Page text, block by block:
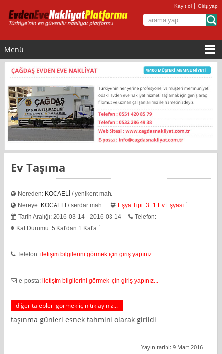
Kayıt ol |Giriş yap
Menü
Ev Taşıma
Nereden: KOCAELİ / yenikent mah.
Nereye: KOCAELİ / serdar mah.
Eşya Tipi: 3+1 Ev Eşyası
Tarih Aralığı: 2016-03-14 - 2016-03-14
Telefon:
Kat Durumu: 5.Kat'dan 1.Kat'a
Telefon:iletişim bilgilerini görmek için giriş yapınız...
e-posta:iletişim bilgilerini görmek için giriş yapınız...
diğer talepleri görmek için tıklayınız...
taşınma günleri esnek tahmini olarak girildi
Yayın tarihi: 9 Mart 2016